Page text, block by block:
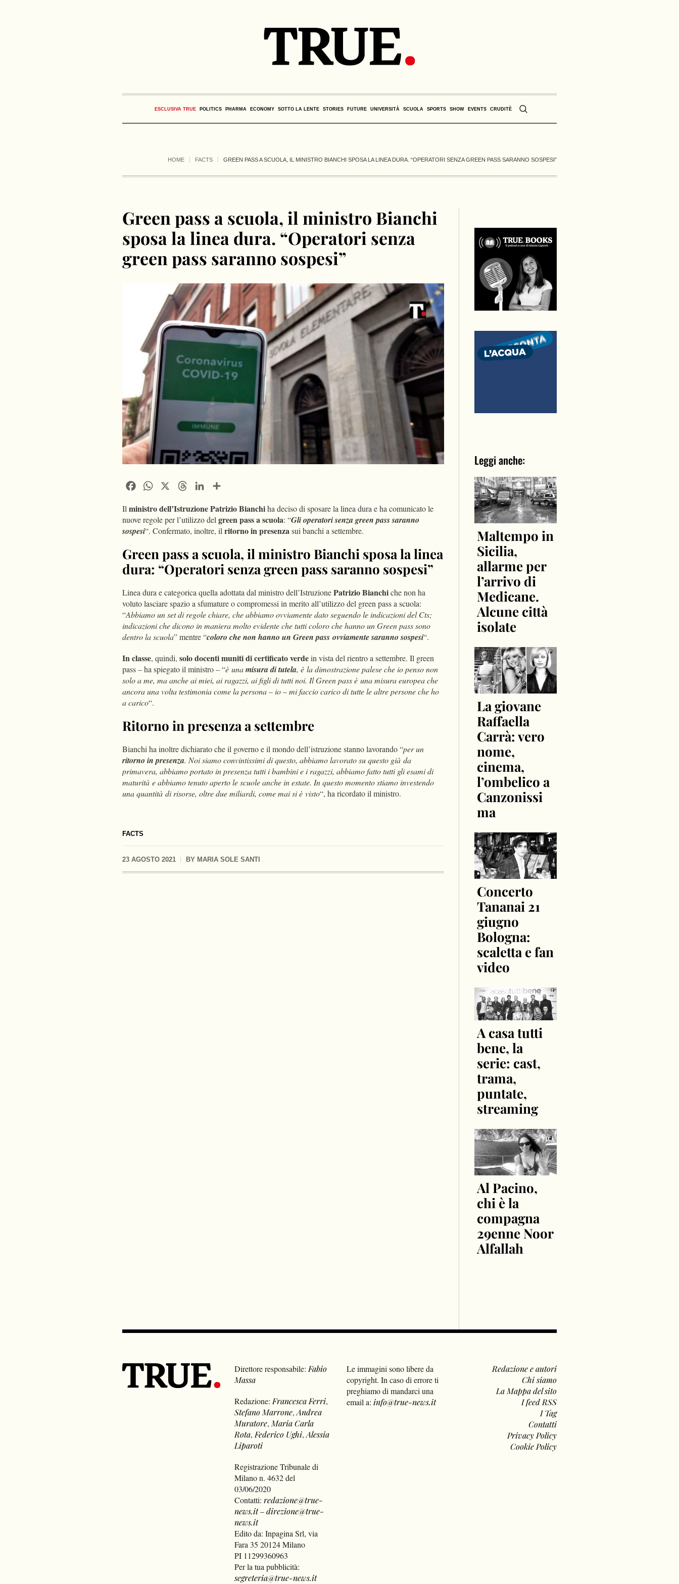
ESCLUSIVA TRUE POLITICS PHARMA ECONOMY SOTTO LA LENTE STORIES FUTURE UNIVERSITÀ SCUOLA SPORTS SHOW EVENTS CRUDITÈ
HOME FACTS GREEN PASS A SCUOLA, IL MINISTRO BIANCHI SPOSA LA LINEA DURA. “OPERATORI SENZA GREEN PASS SARANNO SOSPESI”
FACTS
Green pass a scuola, il ministro Bianchi
sposa la linea dura. “Operatori senza
green pass saranno sospesi”
23 AGOSTO 2021 BY MARIA SOLE SANTI
FacebookWhatsApp ThreadsLinkedIn
Ilministro dell’Istruzione Patrizio Bianchiha deciso di sposare la linea dura e ha comunicato le
nuove regole per l’utilizzo delgreen pass a scuola: “Gli operatori senza green pass saranno
sospesi“. Confermato, inoltre, ilritorno in presenzasui banchi a settembre.
Green pass a scuola, il ministro Bianchi sposa la linea
dura: “Operatori senza green pass saranno sospesi”
Linea dura e categorica quella adottata dal ministro dell’IstruzionePatrizio Bianchiche non ha
voluto lasciare spazio a sfumature o compromessi in merito all’utilizzo del green pass a scuola:
“Abbiamo un set di regole chiare, che abbiamo ovviamente dato seguendo le indicazioni del Cts;
indicazioni che dicono in maniera molto evidente che tutti coloro che hanno un Green pass sono
dentro la scuola” mentre “coloro che non hanno un Green pass ovviamente saranno sospesi“.
In classe, quindi, solo docenti muniti di certificato verdein vista del rientro a settembre. Il green
pass – ha spiegato il ministro – “è unamisura di tutela, è la dimostrazione palese che io penso non
solo a me, ma anche ai miei, ai ragazzi, ai figli di tutti noi. Il Green pass è una misura europea che
ancora una volta testimonia come la persona – io – mi faccio carico di tutte le altre persone che ho
a carico“.
Ritorno in presenza a settembre
Bianchi ha inoltre dichiarato che il governo e il mondo dell’istruzione stanno lavorando “per un
ritorno in presenza. Noi siamo convintissimi di questo, abbiamo lavorato su questo già da
primavera, abbiamo portato in presenza tutti i bambini e i ragazzi, abbiamo fatto tutti gli esami di
maturità e abbiamo tenuto aperto le scuole anche in estate. In questo momento stiamo investendo
una quantità di risorse, oltre due miliardi, come mai si è visto“, ha ricordato il ministro.
Leggi anche:
Maltempo in
Sicilia,
allarme per
l’arrivo di
Medicane.
Alcune città
isolate
La giovane
Raffaella
Carrà: vero
nome,
cinema,
l’ombelico a
Canzonissi
ma
Concerto
Tananai 21
giugno
Bologna:
scaletta e fan
video
A casa tutti
bene, la
serie: cast,
trama,
puntate,
streaming
Al Pacino,
chi è la
compagna
29enne Noor
Alfallah
Direttore responsabile: Fabio
Massa
Redazione: Francesca Ferri,
Stefano Marrone,Andrea
Muratore, Maria Carla
Rota, Federico Ughi,Alessia
Liparoti
Registrazione Tribunale di
Milano n. 4632 del
03/06/2020
Contatti:redazione@true-
news.it–direzione@true-
news.it
Edito da: Inpagina Srl, via
Fara 35 20124 Milano
PI 11299360963
Per la tua pubblicità:
segreteria@true-news.it
Le immagini sono libere da
copyright. In caso di errore ti
preghiamo di mandarci una
email a: info@true-news.it
Redazione e autori
Chi siamo
La Mappa del sito
I feed RSS
I Tag
Contatti
Privacy Policy
Cookie Policy